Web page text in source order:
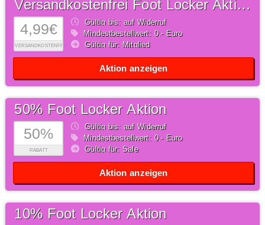
4,99€
VERSANDKOSTENFREI
Versandkostenfrei Foot Locker Aktion
Gültig bis: auf Widerruf
Mindestbestellwert: 0,- Euro
Gültig für: Mitglied
Aktion anzeigen
50%
RABATT
50% Foot Locker Aktion
Gültig bis: auf Widerruf
Mindestbestellwert: 0,- Euro
Gültig für: Sale
Aktion anzeigen
10% Foot Locker Aktion